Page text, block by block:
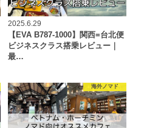
2025.6.29
【EVA B787-1000】関西=台北便
ビジネスクラス搭乗レビュー｜
最…
海外ノマド